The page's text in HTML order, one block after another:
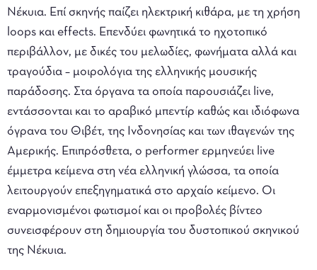
Νέκυια. Επί σκηνής παίζει ηλεκτρική κιθάρα, με τη χρήση
loops και effects. Επενδύει φωνητικά το ηχοτοπικό
περιβάλλον, με δικές του μελωδίες, φωνήματα αλλά και
τραγούδια – μοιρολόγια της ελληνικής μουσικής
παράδοσης. Στα όργανα τα οποία παρουσιάζει live,
εντάσσονται και το αραβικό μπεντίρ καθώς και ιδιόφωνα
όγρανα του Θιβέτ, της Ινδονησίας και των ιθαγενών της
Αμερικής. Επιπρόσθετα, ο performer ερμηνεύει live
έμμετρα κείμενα στη νέα ελληνική γλώσσα, τα οποία
λειτουργούν επεξηγηματικά στο αρχαίο κείμενο. Οι
εναρμονισμένοι φωτισμοί και οι προβολές βίντεο
συνεισφέρουν στη δημιουργία του δυστοπικού σκηνικού
της Νέκυια.